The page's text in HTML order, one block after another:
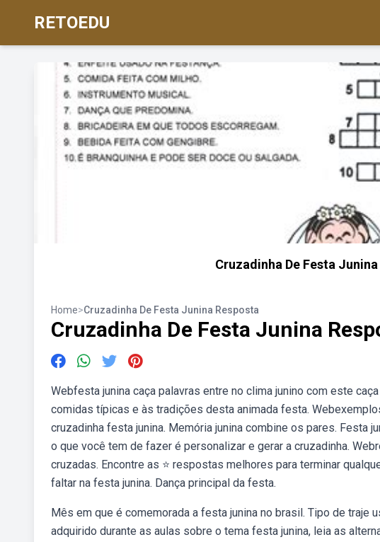
RETOEDU
Cruzadinha De Festa
Home>Cruzadinha De Festa Junina Resposta
Cruzadinha De Festa Junina
Webfesta junina caça palavras entre no clima junino com este
comidas típicas e às tradições desta animada festa.
cruzadinha festa junina. Memória junina combine os pares. Festa
o que você tem de fazer é personalizar e gerar a cruzadinha.
cruzadas. Encontre as ⭐ respostas melhores para terminar
faltar na festa junina. Dança principal da festa.
Mês em que é comemorada a festa junina no brasil. Tipo de traje
adquirido durante as aulas sobre o tema festa junina, leia as